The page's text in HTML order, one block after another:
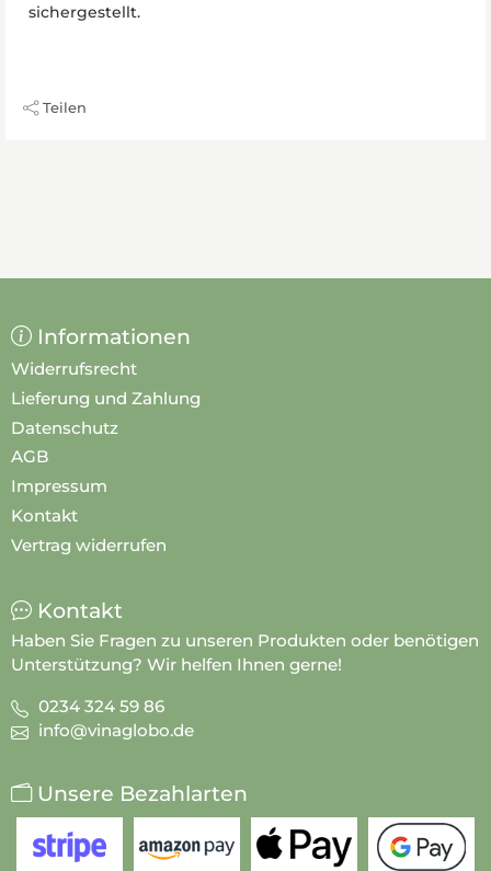
sichergestellt.
Teilen
Informationen
Widerrufsrecht
Lieferung und Zahlung
Datenschutz
AGB
Impressum
Kontakt
Vertrag widerrufen
Kontakt
Haben Sie Fragen zu unseren Produkten oder benötigen
Unterstützung? Wir helfen Ihnen gerne!
0234 324 59 86
info@vinaglobo.de
Unsere Bezahlarten